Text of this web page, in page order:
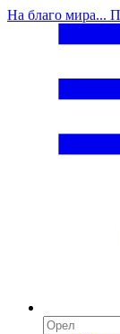
На благо мира...